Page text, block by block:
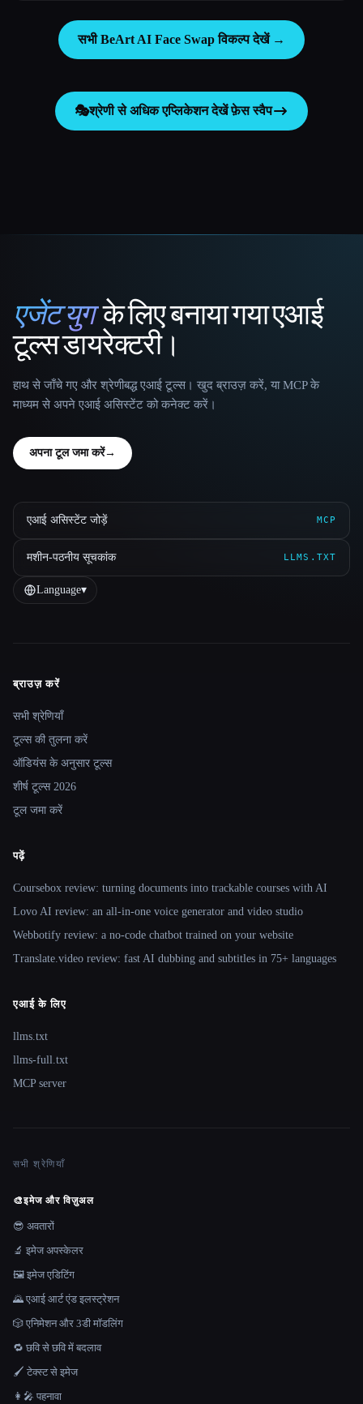
सभी BeArt AI Face Swap विकल्प देखें →
🎭श्रेणी से अधिक एप्लिकेशन देखेंफ़ेस स्वैप
That AI Collection
एजेंट युगके लिए बनाया गया एआई
टूल्स डायरेक्टरी।
हाथ से जाँचे गए और श्रेणीबद्ध एआई टूल्स। खुद ब्राउज़ करें, या MCP के
माध्यम से अपने एआई असिस्टेंट को कनेक्ट करें।
अपना टूल जमा करें→
एआई असिस्टेंट जोड़ें MCP
मशीन-पठनीय सूचकांक LLMS.TXT
Language▾
Site navigation
ब्राउज़ करें
सभी श्रेणियाँ
टूल्स की तुलना करें
ऑडियंस के अनुसार टूल्स
शीर्ष टूल्स 2026
टूल जमा करें
पढ़ें
Coursebox review: turning documents into trackable courses with AI
Lovo AI review: an all-in-one voice generator and video studio
Webbotify review: a no-code chatbot trained on your website
Translate.video review: fast AI dubbing and subtitles in 75+ languages
एआई के लिए
llms.txt
llms-full.txt
MCP server
सभी श्रेणियाँ
🎨इमेज और विज़ुअल
😎 अवतारों
🔬 इमेज अपस्केलर
🖼️ इमेज एडिटिंग
🌄 एआई आर्ट एंड इलस्ट्रेशन
🎲 एनिमेशन और 3डी मॉडलिंग
🔁 छवि से छवि में बदलाव
🖌️ टेक्स्ट से इमेज
👩‍🎤 पहनावा